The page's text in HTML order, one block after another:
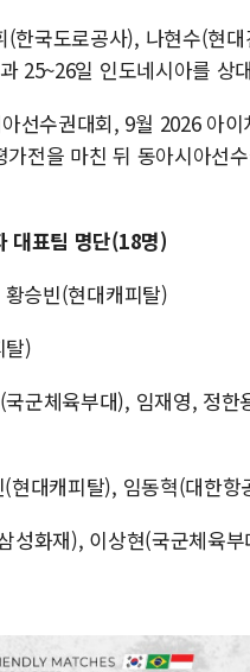
한국도로공사), 나현수(현
25~26일 인도네시아를 상
선수권대회, 9월 2026 아
전을 마친 뒤 동아시아선
대표팀 명단(18명)
승빈(현대캐피탈)
)
군체육부대), 임재영, 정한
대캐피탈), 임동혁(대한항
화재), 이상현(국군체육